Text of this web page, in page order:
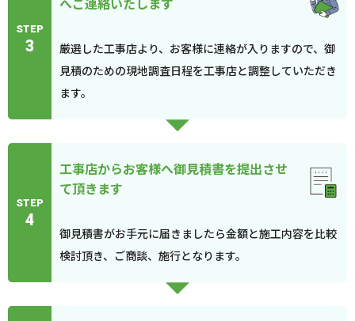
STEP
3
厳選した工事店より、お客様に連絡が入りますので、御
見積のための現地調査日程を工事店と調整していただき
ます。
STEP
4
工事店からお客様へ御見積書を提出させ
て頂きます
御見積書がお手元に届きましたら金額と施工内容を比較
検討頂き、ご商談、施行となります。